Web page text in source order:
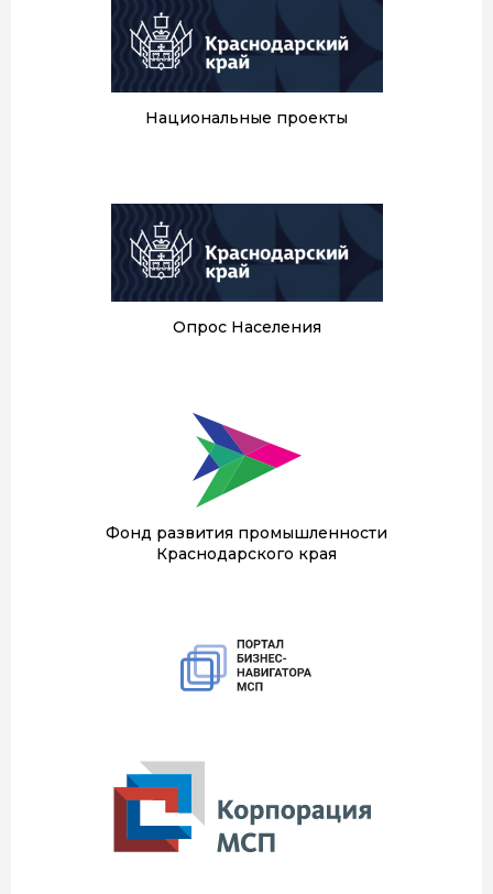
Национальные проекты
Опрос Населения
Фонд развития промышленности
Краснодарского края